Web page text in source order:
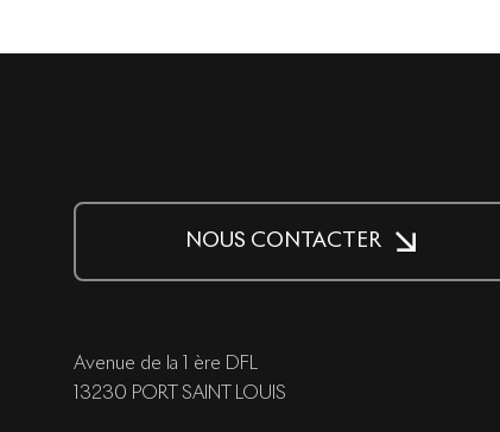
NOUS CONTACTER
Avenue de la 1 ère DFL
13230 PORT SAINT LOUIS